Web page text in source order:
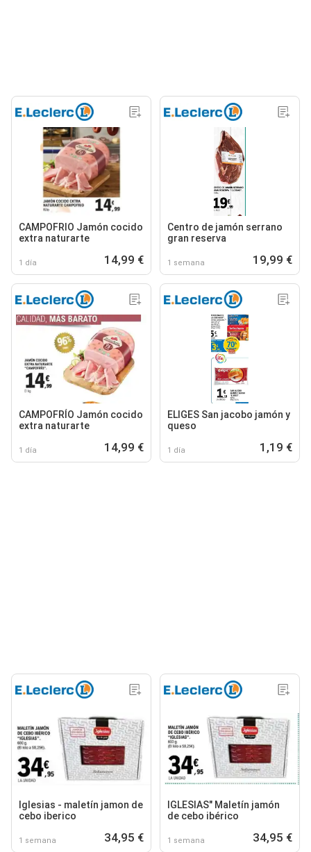
CAMPOFRIO Jamón cocido
extra naturarte
1 día 14,99 €
Centro de jamón serrano
gran reserva
1 semana 19,99 €
CAMPOFRÍO Jamón cocido
extra naturarte
1 día 14,99 €
ELIGES San jacobo jamón y
queso
1 día 1,19 €
Iglesias - maletín jamon de
cebo iberico
1 semana 34,95 €
IGLESIAS" Maletín jamón
de cebo ibérico
1 semana 34,95 €